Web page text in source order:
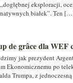
eksploracji,
białek”. Ten
de grâce dla WEF
jak prezydent
Ekonomicznemu po
Trumpa, z